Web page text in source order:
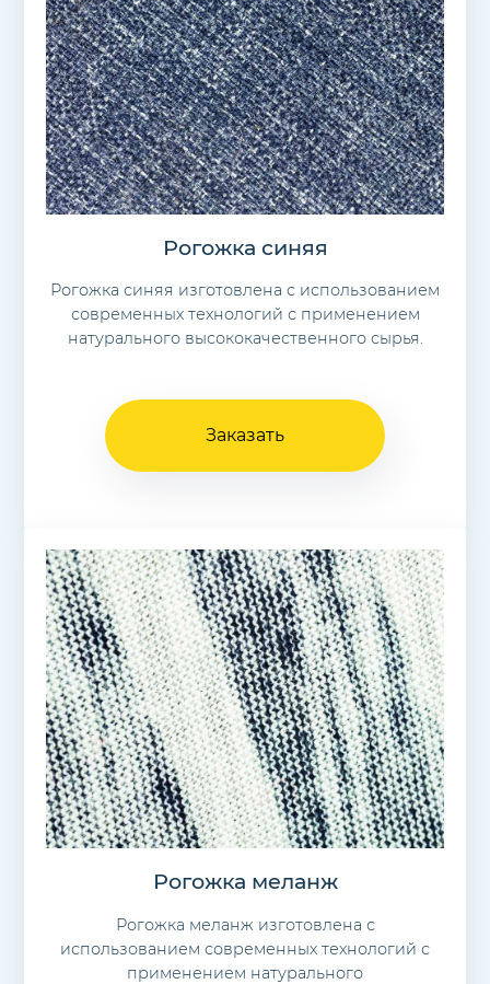
Рогожка синяя
Рогожка синяя изготовлена с использованием
современных технологий с применением
натурального высококачественного сырья.
Заказать
Рогожка меланж
Рогожка меланж изготовлена с
использованием современных технологий с
применением натурального